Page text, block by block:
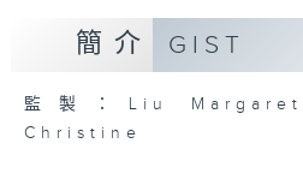
簡介 GIST
監製：Liu
Christine